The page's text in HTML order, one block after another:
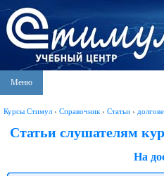
Меню
Курсы Стимул › Справочник › Статьи ›
Статьи слушателям
На